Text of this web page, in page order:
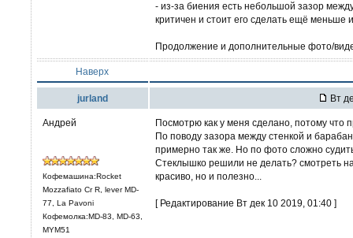
- из-за биения есть небольшой зазор
критичен и стоит его сделать ещё меньше
Продолжение и дополнительные фото/
Наверх
jurland Вт
Андрей
Кофемашина:Rocket
Mozzafiato Cr R, lever MD-
77, La Pavoni
Кофемолка:MD-83, MD-63,
MYM51
Посмотрю как у меня сделано, потому что
По поводу зазора между стенкой и
примерно так же. Но по фото сложно
Стеклышко решили не делать? смотреть
красиво, но и полезно...
[ Редактирование Вт дек 10 2019, 01:40 ]